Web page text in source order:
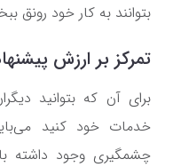
بتوانند به کار خود رونق
تمرکز بر ارزش
برای آن که بتوانید
خدمات خود کنید
چشمگیری وجود داشته